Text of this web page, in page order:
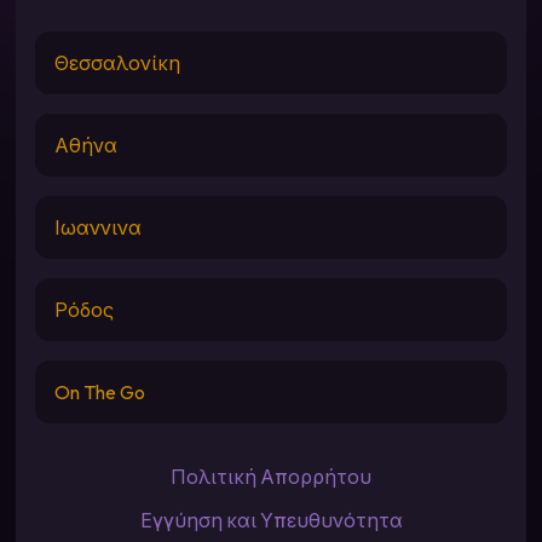
Θεσσαλονίκη
Αθήνα
Ιωαννινα
Ρόδος
On The Go
Πολιτική Απορρήτου
Εγγύηση και Υπευθυνότητα